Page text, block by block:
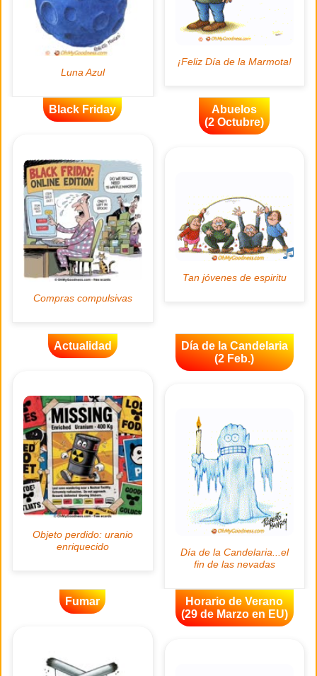
Black Friday
Abuelos
(2 Octubre)
Actualidad
Día de la Candelaria
(2 Feb.)
Fumar
Horario de Verano
(29 de Marzo en EU)